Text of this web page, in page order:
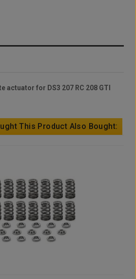
actuator for DS3 207 RC 208 GTI
This Product Also Bought: